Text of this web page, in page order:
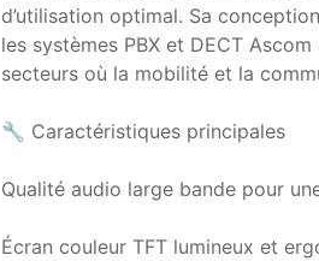
d’utilisation optimal. Sa
les systèmes PBX et DECT
secteurs où la mobilité et la
🔧 Caractéristiques principales
Qualité audio large bande pour
Écran couleur TFT lumineux et